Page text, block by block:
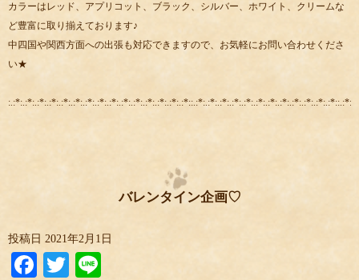
カラーはレッド、アプリコット、ブラック、シルバー、ホワイト、クリームな
ど豊富に取り揃えております♪
中四国や関西方面への出張も対応できますので、お気軽にお問い合わせくださ
い★
:.:*:.:*:.:*:.:*:.:*:.:*:.:*:.:*:.:*:.:*:.:*:.:*:.:*:.:*:.:*::.:*:.:*:.:*:.:*:.:*:.:*:.:*:.:*:.:*:.:*:.:*:.:*::.:*:.:
バレンタイン企画♡
投稿日 2021年2月1日
Facebook
Twitter